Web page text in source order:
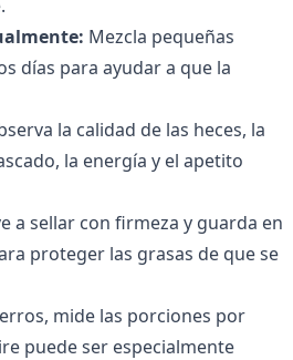
Mezcla pequeñas
días para ayudar a que la
la calidad de las heces, la
la energía y el apetito
a sellar con firmeza y guarda en
proteger las grasas de que se
mide las porciones por
puede ser especialmente